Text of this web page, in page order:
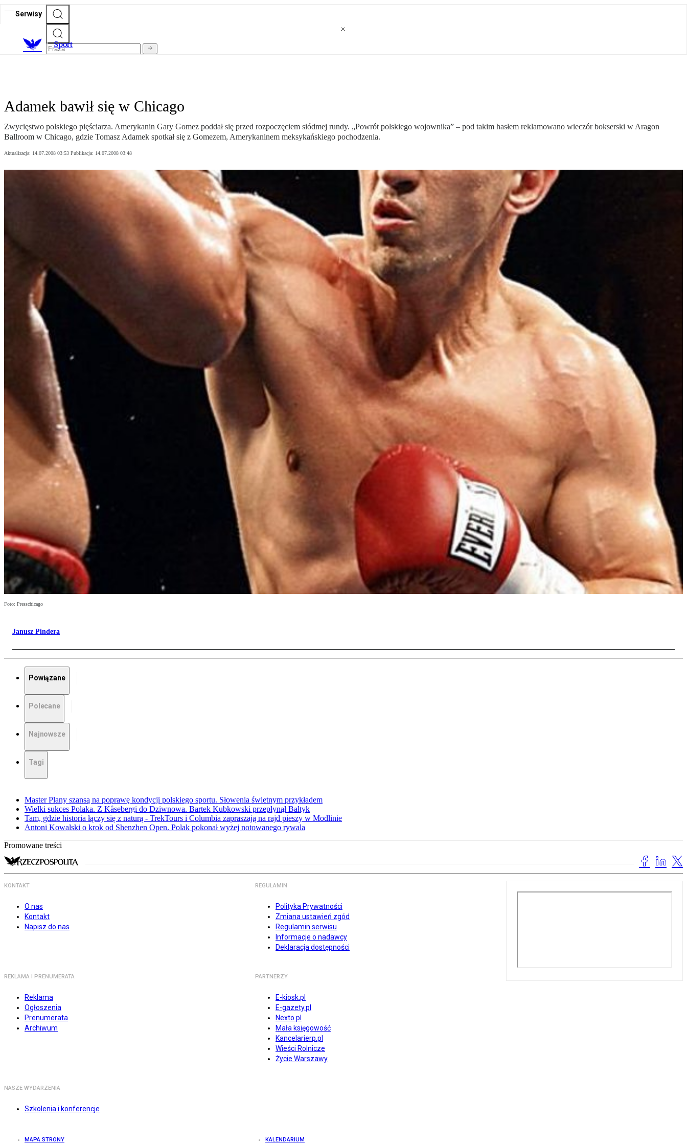
Serwisy
Sport
Adamek bawił się w Chicago
Zwycięstwo polskiego pięściarza. Amerykanin Gary Gomez poddał się przed rozpoczęciem siódmej rundy. „Powrót polskiego wojownika” – pod takim hasłem reklamowano wieczór bokserski w Aragon
Ballroom w Chicago, gdzie Tomasz Adamek spotkał się z Gomezem, Amerykaninem meksykańskiego pochodzenia.
Aktualizacja: 14.07.2008 03:53 Publikacja: 14.07.2008 03:48
Foto: Presschicago
Janusz Pindera
Powiązane
Polecane
Najnowsze
Tagi
Master Plany szansą na poprawę kondycji polskiego sportu. Słowenia świetnym przykładem
Wielki sukces Polaka. Z Kåsebergi do Dziwnowa. Bartek Kubkowski przepłynął Bałtyk
Tam, gdzie historia łączy się z naturą - TrekTours i Columbia zapraszają na rajd pieszy w Modlinie
Antoni Kowalski o krok od Shenzhen Open. Polak pokonał wyżej notowanego rywala
Promowane treści
KONTAKT
O nas
Kontakt
Napisz do nas
REGULAMIN
Polityka Prywatności
Zmiana ustawień zgód
Regulamin serwisu
Informacje o nadawcy
Deklaracja dostępności
REKLAMA I PRENUMERATA
Reklama
Ogłoszenia
Prenumerata
Archiwum
PARTNERZY
E-kiosk.pl
E-gazety.pl
Nexto.pl
Mała księgowość
Kancelarierp.pl
Wieści Rolnicze
Życie Warszawy
NASZE WYDARZENIA
Szkolenia i konferencje
MAPA STRONY KALENDARIUM